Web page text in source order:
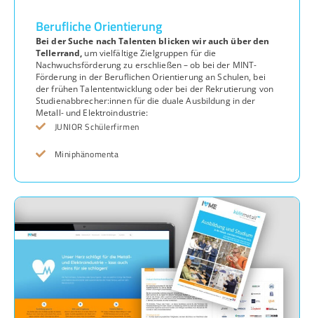
Berufliche Orientierung
Bei der Suche nach Talenten blicken wir auch über den
Tellerrand, um vielfältige Zielgruppen für die
Nachwuchsförderung zu erschließen – ob bei der MINT-
Förderung in der Beruflichen Orientierung an Schulen, bei
der frühen Talententwicklung oder bei der Rekrutierung von
Studienabbrecher:innen für die duale Ausbildung in der
Metall- und Elektroindustrie:
JUNIOR Schülerfirmen
Miniphänomenta